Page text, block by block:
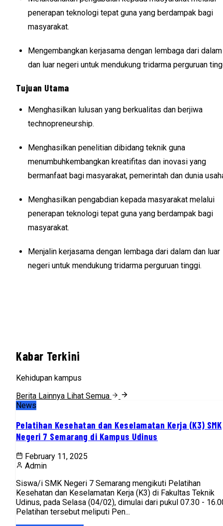
penerapan teknologi tepat guna yang berdampak bagi
masyarakat.
Mengembangkan kerjasama dengan lembaga dari dalam
dan luar negeri untuk mendukung tridarma perguruan
Tujuan Utama
Menghasilkan lulusan yang berkualitas dan berjiwa
technopreneurship.
Menghasilkan penelitian dibidang teknik guna
menumbuhkembangkan kreatifitas dan inovasi yang
bermanfaat bagi masyarakat, pemerintah dan dunia
Menghasilkan pengabdian kepada masyarakat melalui
penerapan teknologi tepat guna yang berdampak bagi
masyarakat.
Menjalin kerjasama dengan lembaga dari dalam dan luar
negeri untuk mendukung tridarma perguruan tinggi.
Kabar Terkini
Kehidupan kampus
Berita Lainnya Lihat Semua
News
Pelatihan Kesehatan dan Keselamatan Kerja (K3) SMK
Negeri 7 Semarang di Kampus Udinus
February 11, 2025
Admin
Siswa/i SMK Negeri 7 Semarang mengikuti Pelatihan
Kesehatan dan Keselamatan Kerja (K3) di Fakultas Teknik
Udinus, pada Selasa (04/02), dimulai dari pukul 07.30 -
Pelatihan tersebut meliputi Pen...